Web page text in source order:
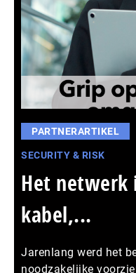
PARTNERARTIKEL
SECURITY & RISK
Het netwerk
kabel,...
Jarenlang werd het
noodzakelijke